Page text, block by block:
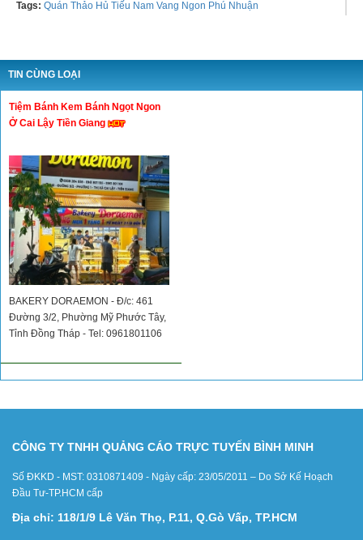
Tags: Quán Thảo Hủ Tiếu Nam Vang Ngon Phú Nhuận
TIN CÙNG LOẠI
Tiệm Bánh Kem Bánh Ngọt Ngon
Ở Cai Lậy Tiền Giang
BAKERY DORAEMON - Đ/c: 461
Đường 3/2, Phường Mỹ Phước Tây,
Tỉnh Đồng Tháp - Tel: 0961801106
CÔNG TY TNHH QUẢNG CÁO TRỰC TUYẾN BÌNH MINH
Số ĐKKD - MST: 0310871409 - Ngày cấp: 23/05/2011 – Do Sở Kế Hoạch
Đầu Tư-TP.HCM cấp
Địa chỉ: 118/1/9 Lê Văn Thọ, P.11, Q.Gò Vấp, TP.HCM